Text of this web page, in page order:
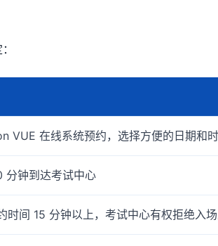
VUE 在线系统预约，选择方便的日期和
分钟到达考试中心
时间 15 分钟以上，考试中心有权拒绝入